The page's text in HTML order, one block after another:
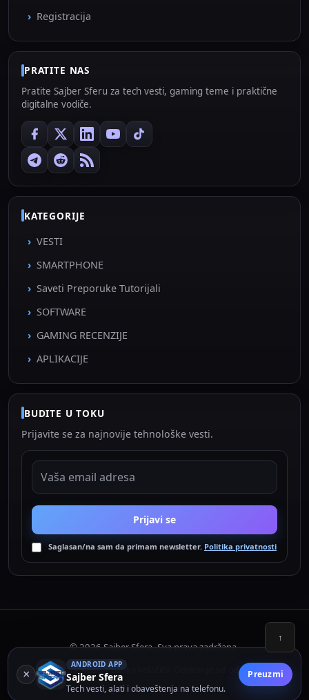
Registracija
PRATITE NAS
Pratite Sajber Sferu za tech vesti, gaming teme i praktične
digitalne vodiče.
KATEGORIJE
VESTI
SMARTPHONE
Saveti Preporuke Tutorijali
SOFTWARE
GAMING RECENZIJE
APLIKACIJE
BUDITE U TOKU
Prijavite se za najnovije tehnološke vesti.
EMAIL ADRESA
Prijavi se
Saglasan/na sam da primam newsletter. Politika privatnosti
© 2026 Sajber Sfera. Sva prava zadržana.
Politika privatnosti•Politika kolačića Odricanje od odgovornosti
×
ANDROID APP
Sajber Sfera
Tech vesti, alati i obaveštenja na telefonu.
Preuzmi
↑